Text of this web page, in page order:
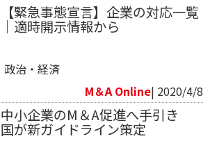
【緊急事態宣言】企業の対応一覧
｜適時開示情報から
政治・経済
M＆A Online| 2020/4/8
中小企業のM＆A促進へ手引き
国が新ガイドライン策定